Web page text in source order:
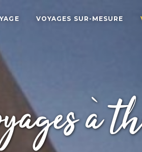
VOYAGES SUR-MESURE
à